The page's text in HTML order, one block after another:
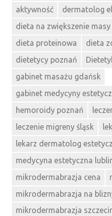
aktywność
dermatolog
dieta na zwiększenie
dieta proteinowa
dieta
dietetycy poznań
gabinet masażu gdańsk
gabinet medycyny
hemoroidy poznań
leczenie migreny śląsk
lekarz dermatolog
medycyna estetyczna
mikrodermabrazja cena
mikrodermabrazja na
mikrodermabrazja